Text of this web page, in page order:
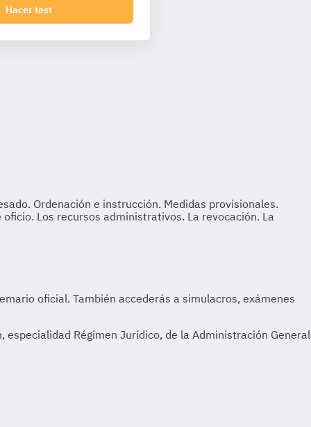
Hacer test
Régimen Jurídico, de la Administración General